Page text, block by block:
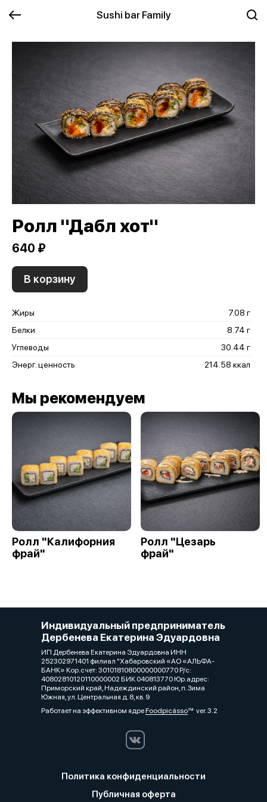
Sushi bar Family
Ролл "Дабл хот"
640 ₽
В корзину
Жиры
7.08 г
Белки
8.74 г
Углеводы
30.44 г
Энерг. ценность
214.58 ккал
Мы рекомендуем
Ролл "Калифорния
фрай"
Ролл "Цезарь
фрай"
Индивидуальный предприниматель
Дербенева Екатерина Эдуардовна
ИП Дербенева Екатерина Эдуардовна ИНН
252302971401 филиал "Хабаровский «АО «АЛЬФА-
БАНК» Кор.счет: 30101810800000000770 Р/с:
40802810120110000002 БИК 040813770 Юр.адрес:
Приморский край, Надеждинский район, п. Зима
Южная, ул. Центральная д. 8, кв. 9
Работает на эффективном ядреFoodpicássover. 3.2
Политика конфиденциальности
Публичная оферта